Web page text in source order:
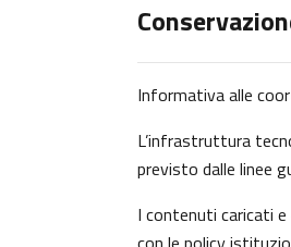
Informativa alle
L’infrastruttura
previsto dalle linee
I contenuti caricati